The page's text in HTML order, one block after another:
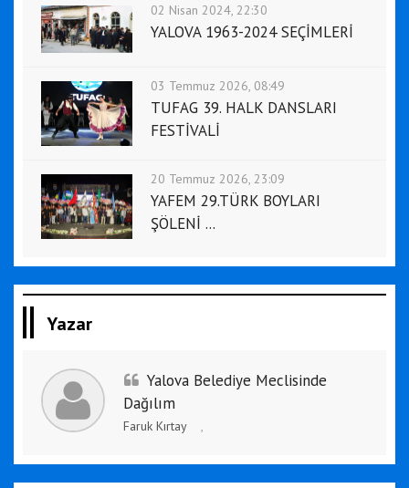
02 Nisan 2024, 22:30
YALOVA 1963-2024 SEÇİMLERİ
03 Temmuz 2026, 08:49
TUFAG 39. HALK DANSLARI
FESTİVALİ
20 Temmuz 2026, 23:09
YAFEM 29.TÜRK BOYLARI
ŞÖLENİ ...
Yazar
Yalova Belediye Meclisinde
Dağılım
Faruk Kırtay ,